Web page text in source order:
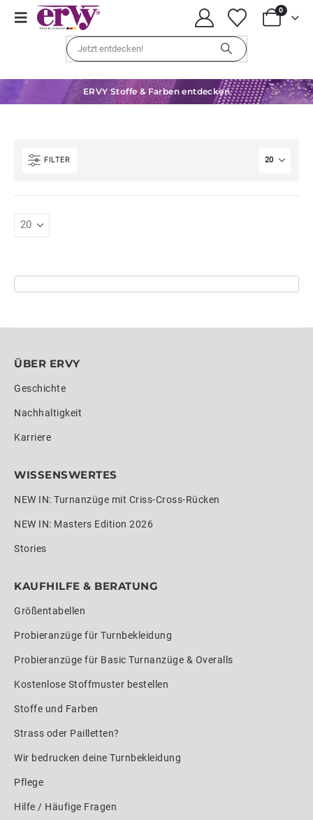
0
ERVY Stoffe & Farben entdecken
FILTER
ÜBER ERVY
Geschichte
Nachhaltigkeit
Karriere
WISSENSWERTES
NEW IN: Turnanzüge mit Criss-Cross-Rücken
NEW IN: Masters Edition 2026
Stories
KAUFHILFE & BERATUNG
Größentabellen
Probieranzüge für Turnbekleidung
Probieranzüge für Basic Turnanzüge & Overalls
Kostenlose Stoffmuster bestellen
Stoffe und Farben
Strass oder Pailletten?
Wir bedrucken deine Turnbekleidung
Pflege
Hilfe / Häufige Fragen